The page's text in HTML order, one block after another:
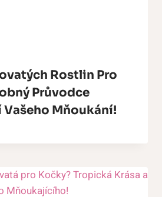
Rostlin Pro
Průvodce
Mňoukání!